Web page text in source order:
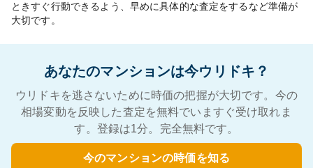
ときすぐ行動できるよう、早めに具体的な査定をするなど準備が
大切です。
あなたのマンションは今ウリドキ？
ウリドキを逃さないために時価の把握が大切です。今の
相場変動を反映した査定を無料でいますぐ受け取れま
す。登録は1分。完全無料です。
今のマンションの時価を知る